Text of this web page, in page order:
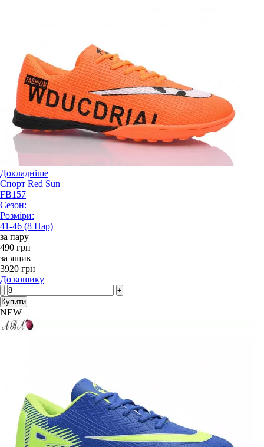
Докладніше
Спорт Red Sun
FB157
Сезон:
Розміри:
41-46 (8 Пар)
за пару
490 грн
за ящик
3920 грн
До кошику
-
+
Купити
NEW